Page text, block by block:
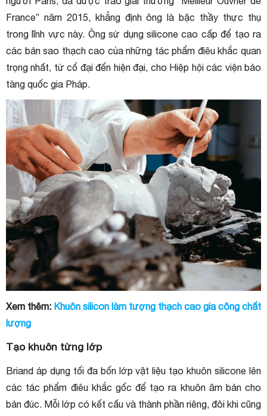
France” năm 2015, khẳng định ông là bậc thầy thực thụ
trong lĩnh vực này. Ông sử dụng silicone cao cấp để tạo ra
các bản sao thạch cao của những tác phẩm điêu khắc quan
trọng nhất, từ cổ đại đến hiện đại, cho Hiệp hội các viện bảo
tàng quốc gia Pháp.
Xem thêm: Khuôn silicon làm tượng thạch cao gia công chất
lượng
Tạo khuôn từng lớp
Briand áp dụng tối đa bốn lớp vật liệu tạo khuôn silicone lên
các tác phẩm điêu khắc gốc để tạo ra khuôn âm bản cho
bản đúc. Mỗi lớp có kết cấu và thành phần riêng, đôi khi cũng